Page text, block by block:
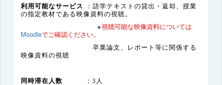
利用可能なサービス
：語学テキストの貸出・返却、授業
の指定教材である映像資料の視聴。
※視聴可能な映像資料については
Moodleでご確認ください。
卒業論文、レポート等に関係する
映像資料の視聴
同時滞在人数 ：3人